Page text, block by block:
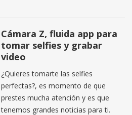
Cámara Z, fluida app para
tomar selfies y grabar
video
¿Quieres tomarte las selfies
perfectas?, es momento de que
prestes mucha atención y es que
tenemos grandes noticias para ti.